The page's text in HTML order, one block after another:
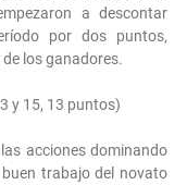
a descontar
por dos puntos,
los ganadores.
y 15, 13 puntos)
acciones dominando
trabajo del novato